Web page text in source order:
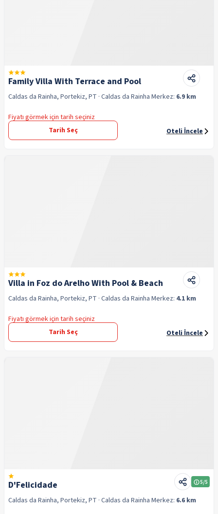
Family Villa With Terrace and Pool
Caldas da Rainha, Portekiz, PT · Caldas da Rainha Merkez: 6.9 km
Fiyatı görmek için tarih seçiniz
Tarih Seç
Oteli İncele
Villa in Foz do Arelho With Pool & Beach
Caldas da Rainha, Portekiz, PT · Caldas da Rainha Merkez: 4.1 km
Fiyatı görmek için tarih seçiniz
Tarih Seç
Oteli İncele
D'Felicidade 5/5
Caldas da Rainha, Portekiz, PT · Caldas da Rainha Merkez: 6.6 km